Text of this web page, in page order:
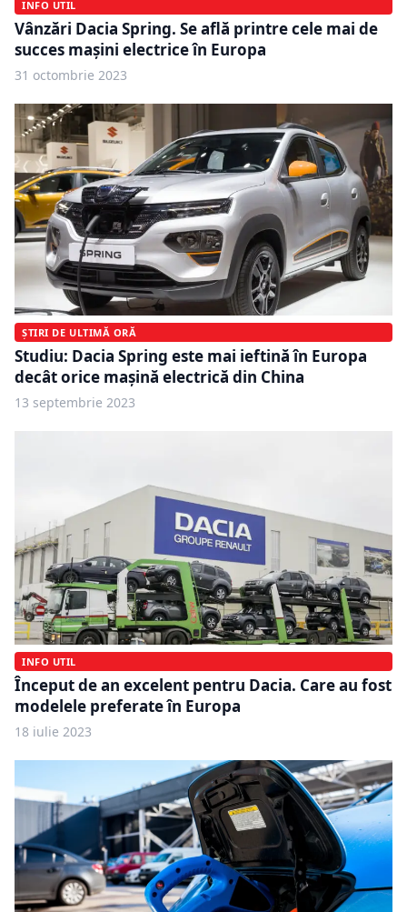
INFO UTIL
Vânzări Dacia Spring. Se află printre cele mai de
succes maşini electrice în Europa
31 octombrie 2023
ȘTIRI DE ULTIMĂ ORĂ
Studiu: Dacia Spring este mai ieftină în Europa
decât orice mașină electrică din China
13 septembrie 2023
INFO UTIL
Început de an excelent pentru Dacia. Care au fost
modelele preferate în Europa
18 iulie 2023